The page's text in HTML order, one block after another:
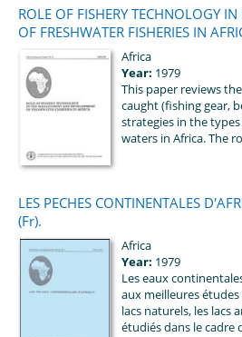
ROLE OF FISHERY TECHNOLOGY
OF FRESHWATER FISHERIES IN
Africa
Year: 1979
This paper reviews
caught (fishing gear,
strategies in the
waters in Africa. The
LES PECHES CONTINENTALES
(Fr).
Africa
Year: 1979
Les eaux
aux meilleures
lacs naturels, les lacs
étudiés dans le cadre